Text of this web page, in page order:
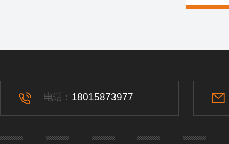
电话： 18015873977